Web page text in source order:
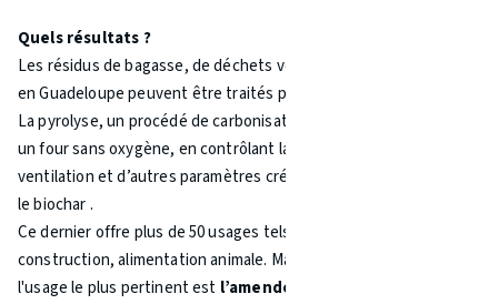
Quels résultats ?
Les résidus de bagasse, de déchets verts et algues sargasses
en Guadeloupe peuvent être traités par la carbonisation.
La pyrolyse, un procédé de carbonisation des matières dans
un four sans oxygène, en contrôlant la température, la
ventilation et d’autres paramètres crée un produit prometteur :
le biochar .
Ce dernier offre plus de 50 usages tels que filtration de l’eau,
construction, alimentation animale. Mais, pour la Guadeloupe,
l'usage le plus pertinent est l’amendement agricole